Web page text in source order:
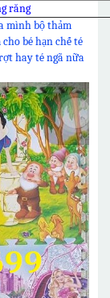
răng
mình bộ thảm
bé hạn chế té
hay té ngã nữa